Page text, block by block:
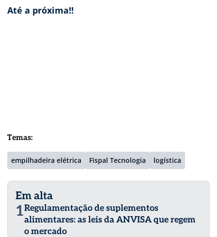
Até a próxima!!
Temas:
empilhadeira elétrica Fispal Tecnologia logística
Em alta
1Regulamentação de suplementos
alimentares: as leis da ANVISA que regem
o mercado